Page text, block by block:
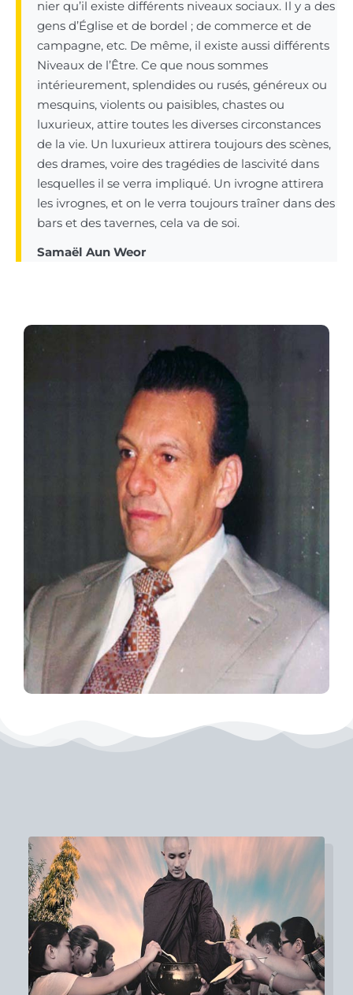
nier qu’il existe différents niveaux sociaux. Il y a des
gens d’Église et de bordel ; de commerce et de
campagne, etc. De même, il existe aussi différents
Niveaux de l’Être. Ce que nous sommes
intérieurement, splendides ou rusés, généreux ou
mesquins, violents ou paisibles, chastes ou
luxurieux, attire toutes les diverses circonstances
de la vie. Un luxurieux attirera toujours des scènes,
des drames, voire des tragédies de lascivité dans
lesquelles il se verra impliqué. Un ivrogne attirera
les ivrognes, et on le verra toujours traîner dans des
bars et des tavernes, cela va de soi.
Samaël Aun Weor